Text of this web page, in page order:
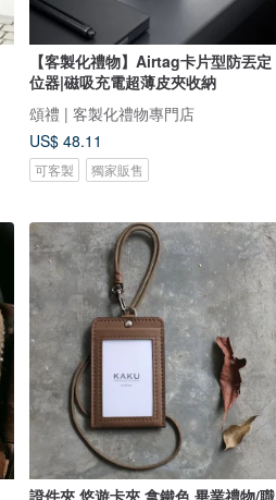
【客製化禮物】Airtag卡片型防丟定
位器|磁吸充電超薄皮夾收納
頌禮 | 客製化禮物專門店
US$ 48.11
可客製 獨家販售
證件夾 悠遊卡夾 拿鐵色 畢業禮物/職